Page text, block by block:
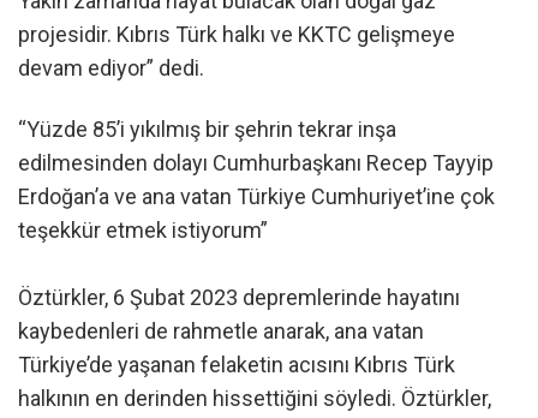
projesidir. Kıbrıs Türk halkı ve KKTC gelişmeye
devam ediyor” dedi.
“Yüzde 85’i yıkılmış bir şehrin tekrar inşa
edilmesinden dolayı Cumhurbaşkanı Recep Tayyip
Erdoğan’a ve ana vatan Türkiye Cumhuriyet’ine çok
teşekkür etmek istiyorum”
Öztürkler, 6 Şubat 2023 depremlerinde hayatını
kaybedenleri de rahmetle anarak, ana vatan
Türkiye’de yaşanan felaketin acısını Kıbrıs Türk
halkının en derinden hissettiğini söyledi. Öztürkler,